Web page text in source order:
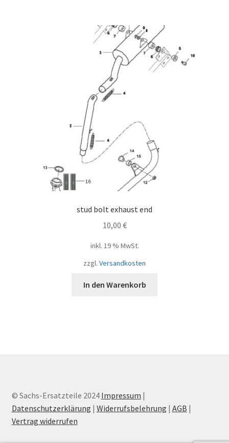
stud bolt exhaust end
10,00 €
inkl. 19 % MwSt.
zzgl. Versandkosten
In den Warenkorb
© Sachs-Ersatzteile 2024 Impressum |
Datenschutzerklärung | Widerrufsbelehrung | AGB |
Vertrag widerrufen